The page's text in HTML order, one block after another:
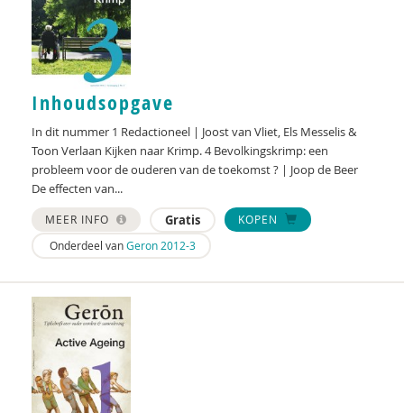
Marga Burggraaff
Cécile Chênevert
René Clarijs
Max de Coole
Trudy Dankers
Mariska de Baat
Mirjam de Klerk
Leonie de Quelerij
Ido de Vries
Bas Denters
Jochum Deuten
Inhoudsopgave
In dit nummer 1 Redactioneel | Joost van Vliet, Els Messelis &
Toon Verlaan Kijken naar Krimp. 4 Bevolkingskrimp: een
probleem voor de ouderen van de toekomst ? | Joop de Beer
De effecten van...
MEER INFO Gratis
KOPEN
Onderdeel vanGeron 2012-3